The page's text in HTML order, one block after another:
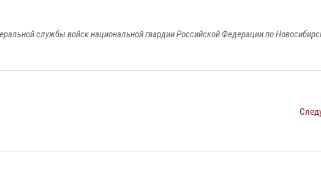
службы войск национальной гвардии Российской Федерации по